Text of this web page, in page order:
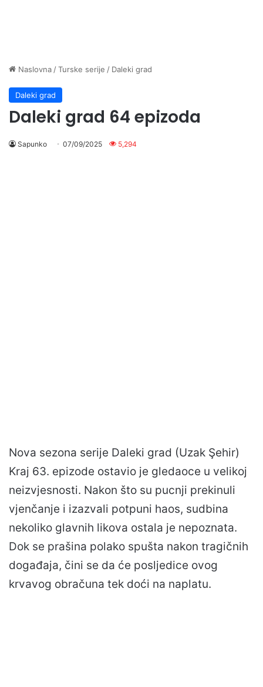
Naslovna /Turske serije / Daleki grad
Daleki grad
Daleki grad 64 epizoda
Sapunko 07/09/2025 5,294
Nova sezona serije Daleki grad (Uzak Şehir)
Kraj 63. epizode ostavio je gledaoce u velikoj
neizvjesnosti. Nakon što su pucnji prekinuli
vjenčanje i izazvali potpuni haos, sudbina
nekoliko glavnih likova ostala je nepoznata.
Dok se prašina polako spušta nakon tragičnih
događaja, čini se da će posljedice ovog
krvavog obračuna tek doći na naplatu.